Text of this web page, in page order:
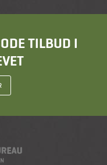
TILBUD I